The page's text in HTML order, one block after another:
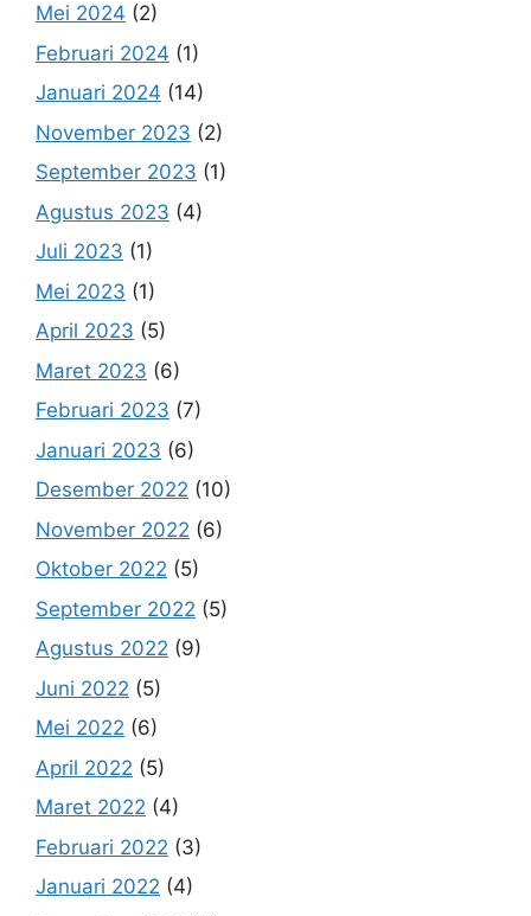
Mei 2024 (2)
Februari 2024 (1)
Januari 2024 (14)
November 2023 (2)
September 2023 (1)
Agustus 2023 (4)
Juli 2023 (1)
Mei 2023 (1)
April 2023 (5)
Maret 2023 (6)
Februari 2023 (7)
Januari 2023 (6)
Desember 2022 (10)
November 2022 (6)
Oktober 2022 (5)
September 2022 (5)
Agustus 2022 (9)
Juni 2022 (5)
Mei 2022 (6)
April 2022 (5)
Maret 2022 (4)
Februari 2022 (3)
Januari 2022 (4)